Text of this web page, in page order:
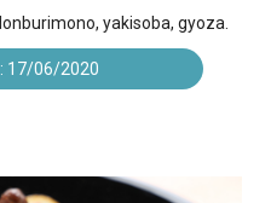
yakisoba, gyoza.
17/06/2020